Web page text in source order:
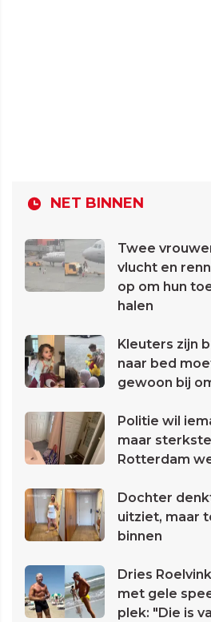
NET BINNEN
Twee
vlucht en
op om hun
halen
Kleuters zijn
naar bed
gewoon bij
Politie wil
maar
Rotterdam
Dochter
uitziet, maar
binnen
Dries
met gele
plek: "Die is